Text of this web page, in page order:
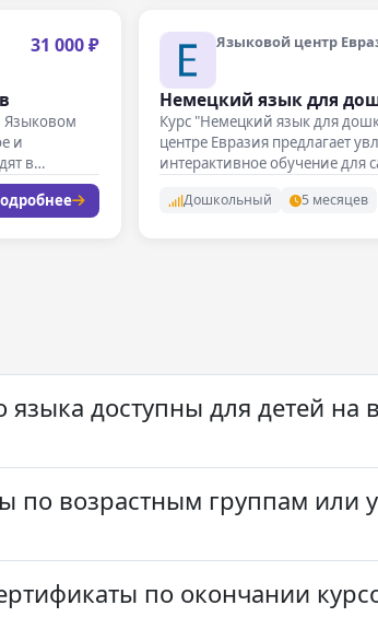
31 000 ₽
Языковом
и
в
Языковой центр
Немецкий язык для
Курс "Немецкий язык для
центре Евразия предлагает
интерактивное обучение для
Дошкольный 5 месяцев
языка доступны для детей на
по возрастным группам или
по окончании